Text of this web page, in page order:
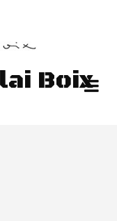
Boix